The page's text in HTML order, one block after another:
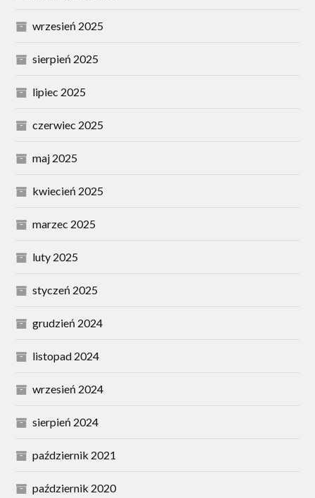
wrzesień 2025
sierpień 2025
lipiec 2025
czerwiec 2025
maj 2025
kwiecień 2025
marzec 2025
luty 2025
styczeń 2025
grudzień 2024
listopad 2024
wrzesień 2024
sierpień 2024
październik 2021
październik 2020